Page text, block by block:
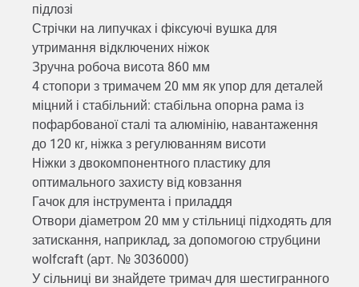
підлозі
Стрічки на липучках і фіксуючі вушка для
утримання відключених ніжок
Зручна робоча висота 860 мм
4 стопори з тримачем 20 мм як упор для деталей
міцний і стабільний: стабільна опорна рама із
пофарбованої сталі та алюмінію, навантаження
до 120 кг, ніжка з регулюванням висоти
Ніжки з двокомпонентного пластику для
оптимального захисту від ковзання
Гачок для інструмента і приладдя
Отвори діаметром 20 мм у стільниці підходять для
затискання, наприклад, за допомогою струбцини
wolfcraft (арт. № 3036000)
У сільниці ви знайдете тримач для шестигранного